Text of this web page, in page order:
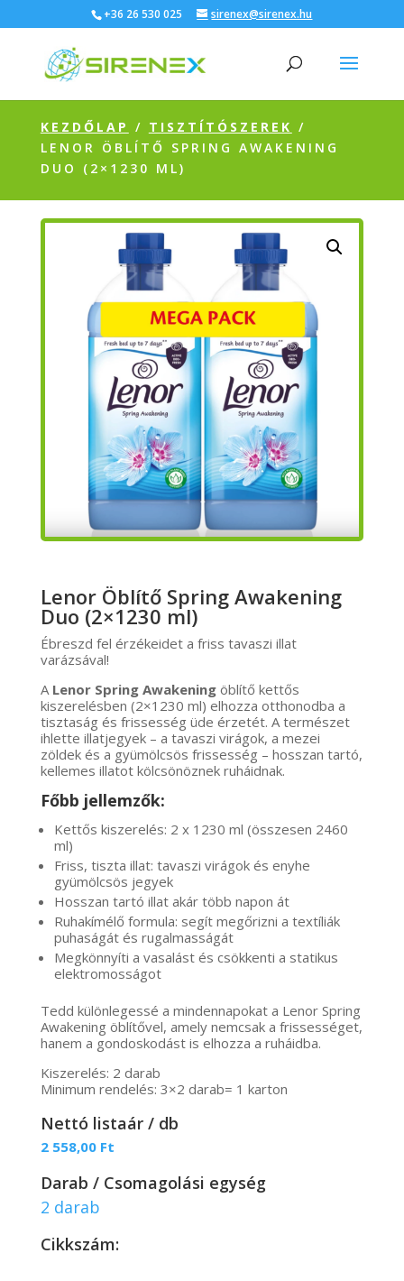
+36 26 530 025 sirenex@sirenex.hu
KEZDŐLAP / TISZTÍTÓSZEREK /
LENOR ÖBLÍTŐ SPRING AWAKENING
DUO (2×1230 ML)
Lenor Öblítő Spring Awakening
Duo (2×1230 ml)
Ébreszd fel érzékeidet a friss tavaszi illat
varázsával!
A Lenor Spring Awakeningöblítő kettős
kiszerelésben (2×1230 ml) elhozza otthonodba a
tisztaság és frissesség üde érzetét. A természet
ihlette illatjegyek – a tavaszi virágok, a mezei
zöldek és a gyümölcsös frissesség – hosszan tartó,
kellemes illatot kölcsönöznek ruháidnak.
Főbb jellemzők:
Kettős kiszerelés: 2 x 1230 ml (összesen 2460
ml)
Friss, tiszta illat: tavaszi virágok és enyhe
gyümölcsös jegyek
Hosszan tartó illat akár több napon át
Ruhakímélő formula: segít megőrizni a textíliák
puhaságát és rugalmasságát
Megkönnyíti a vasalást és csökkenti a statikus
elektromosságot
Tedd különlegessé a mindennapokat a Lenor Spring
Awakening öblítővel, amely nemcsak a frissességet,
hanem a gondoskodást is elhozza a ruháidba.
Kiszerelés: 2 darab
Minimum rendelés: 3×2 darab= 1 karton
Nettó listaár / db
2 558,00 Ft
Darab / Csomagolási egység
2 darab
Cikkszám: